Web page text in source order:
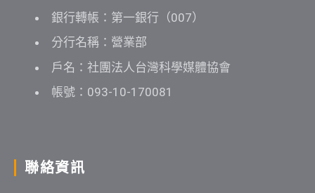
銀行轉帳：第一銀行（007）
分行名稱：營業部
戶名：社團法人台灣科學媒體協會
帳號：093-10-170081
聯絡資訊